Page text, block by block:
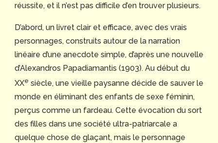
réussite, et il n’est pas difficile d’en trouver plusieurs.
D’abord, un livret clair et efficace, avec des vrais
personnages, construits autour de la narration
linéaire d’une anecdote simple, d’après une nouvelle
d’Alexandros Papadiamantis (1903). Au début du
XXe siècle, une vieille paysanne décide de sauver le
monde en éliminant des enfants de sexe féminin,
perçus comme un fardeau. Cette évocation du sort
des filles dans une société ultra-patriarcale a
quelque chose de glaçant, mais le personnage